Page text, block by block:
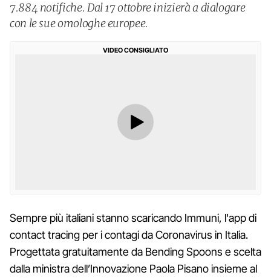
7.884 notifiche. Dal 17 ottobre inizierà a dialogare
con le sue omologhe europee.
VIDEO CONSIGLIATO
Sempre più italiani stanno scaricando Immuni, l'app di
contact tracing per i contagi da Coronavirus in Italia.
Progettata gratuitamente da Bending Spoons e scelta
dalla ministra dell’Innovazione Paola Pisano insieme al